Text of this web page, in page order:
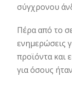
σύγχρονου
​Πέρα από το
ενημερώσεις
προϊόντα και
για όσους